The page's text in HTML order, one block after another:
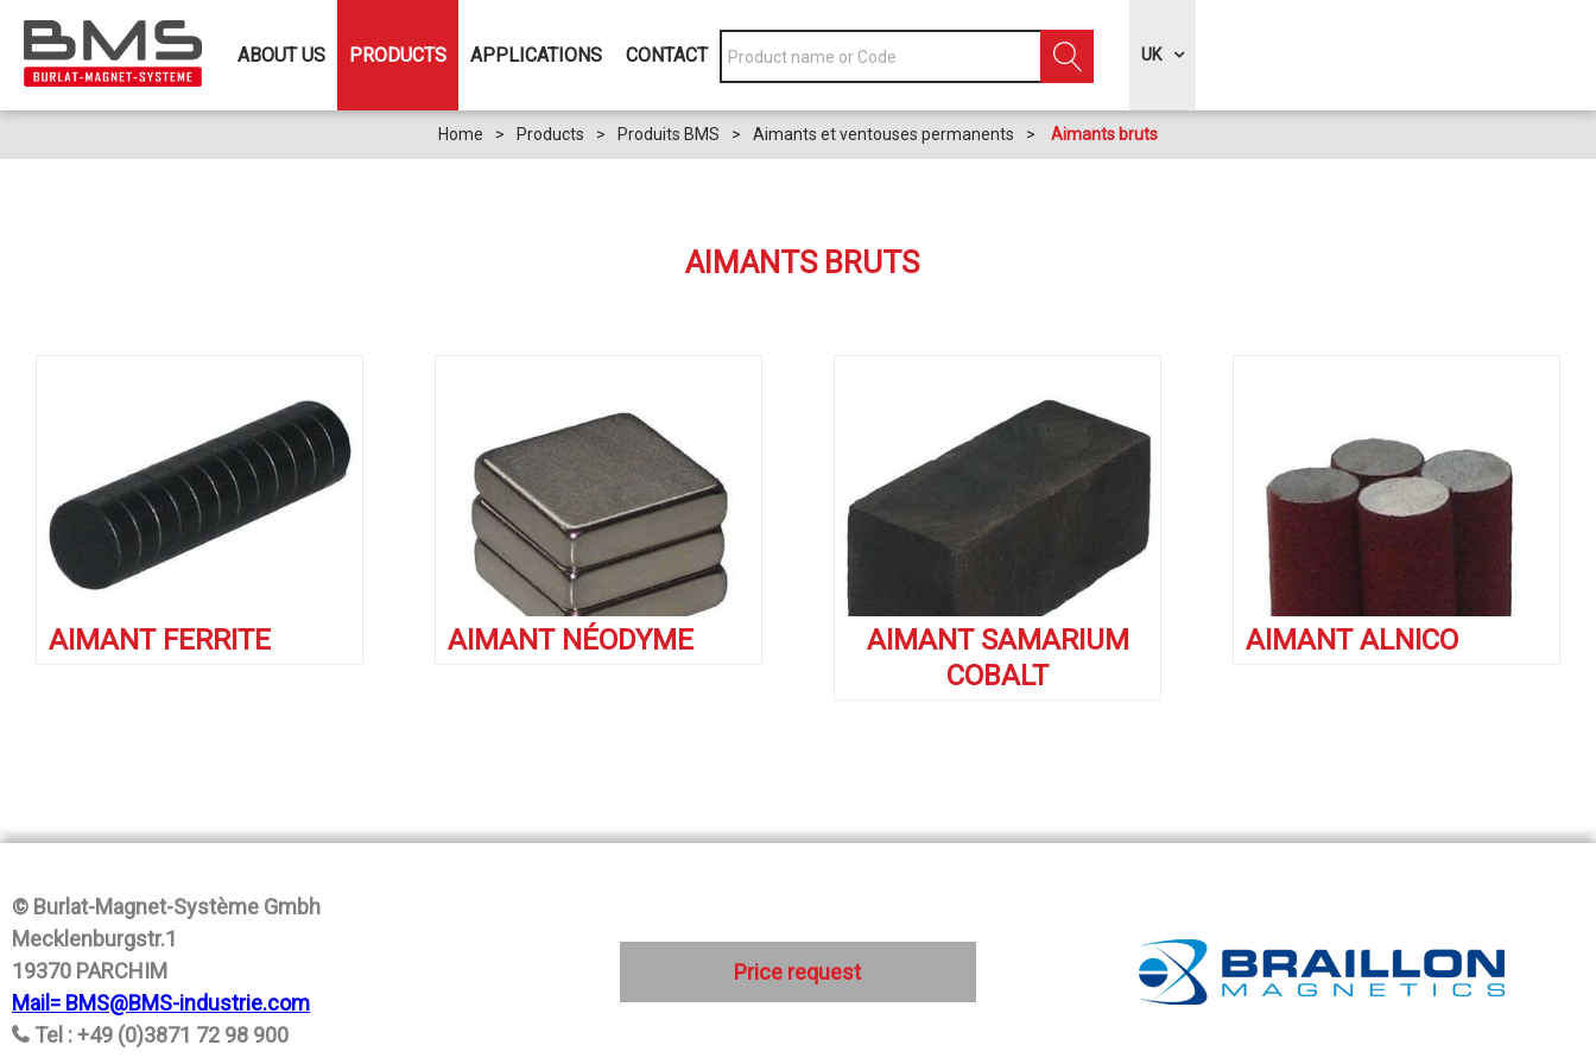
ABOUT US PRODUCTS APPLICATIONS CONTACT UK
Home > Products > Produits BMS > Aimants et ventouses permanents > Aimants bruts
AIMANTS BRUTS
AIMANT FERRITE AIMANT NÉODYME
AIMANT SAMARIUM
COBALT
AIMANT ALNICO
© Burlat-Magnet-Système Gmbh
Mecklenburgstr.1
19370 PARCHIM
Mail= BMS@BMS-industrie.com
Tel : +49 (0)3871 72 98 900
Price request